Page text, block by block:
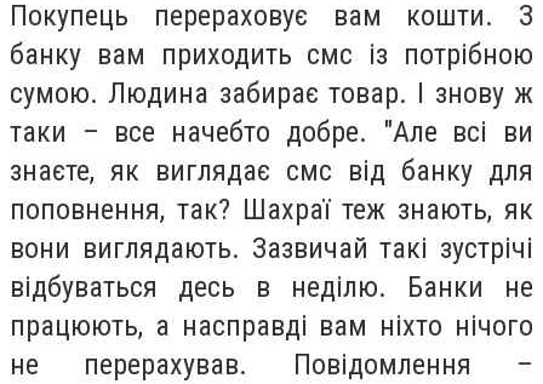
Покупець перераховує вам кошти. З
банку вам приходить смс із потрібною
сумою. Людина забирає товар. І знову ж
таки – все начебто добре. "Але всі ви
знаєте, як виглядає смс від банку для
поповнення, так? Шахраї теж знають, як
вони виглядають. Зазвичай такі зустрічі
відбуваться десь в неділю. Банки не
працюють, а насправді вам ніхто нічого
не перерахував. Повідомлення –